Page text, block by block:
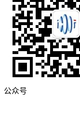
公众号